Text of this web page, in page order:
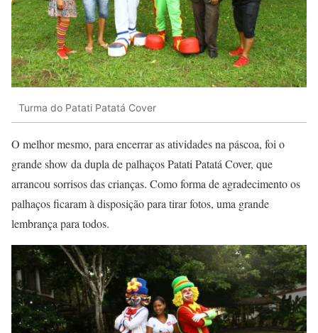
Turma do Patati Patatá Cover
O melhor mesmo, para encerrar as atividades na páscoa, foi o
grande show da dupla de palhaços Patati Patatá Cover, que
arrancou sorrisos das crianças. Como forma de agradecimento os
palhaços ficaram à disposição para tirar fotos, uma grande
lembrança para todos.